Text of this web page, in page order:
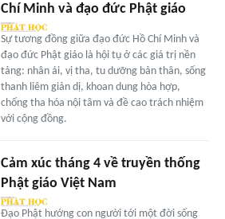
Chí Minh và đạo đức Phật giáo
Sự tương đồng giữa đạo đức Hồ Chí Minh và
đạo đức Phật giáo là hội tụ ở các giá trị nền
tảng: nhân ái, vị tha, tu dưỡng bản thân, sống
thanh liêm giản dị, khoan dung hòa hợp,
chống tha hóa nội tâm và đề cao trách nhiệm
với cộng đồng.
Cảm xúc tháng 4 về truyền thống
Phật giáo Việt Nam
Đạo Phật hướng con người tới một đời sống